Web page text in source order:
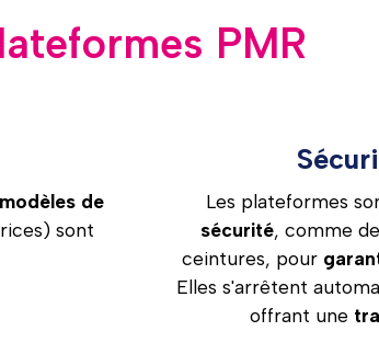
PMR
de
sont
Les plateformes
sécurité, comme
ceintures, pour
Elles s'arrêtent
offrant une